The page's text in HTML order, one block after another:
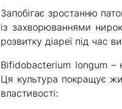
Запобігає зростанню
із захворюваннями
розвитку діареї під час
Bifidobacterium longum –
Ця культура покращує
властивості: